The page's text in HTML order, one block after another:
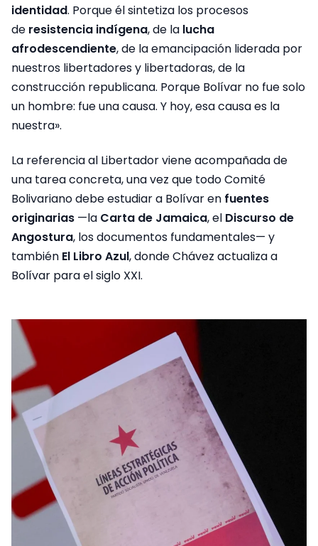
identidad. Porque él sintetiza los procesos
de resistencia indígena, de la lucha
afrodescendiente, de la emancipación liderada por
nuestros libertadores y libertadoras, de la
construcción republicana. Porque Bolívar no fue solo
un hombre: fue una causa. Y hoy, esa causa es la
nuestra».
La referencia al Libertador viene acompañada de
una tarea concreta, una vez que todo Comité
Bolivariano debe estudiar a Bolívar en fuentes
originarias —la Carta de Jamaica, el Discurso de
Angostura, los documentos fundamentales— y
también El Libro Azul, donde Chávez actualiza a
Bolívar para el siglo XXI.